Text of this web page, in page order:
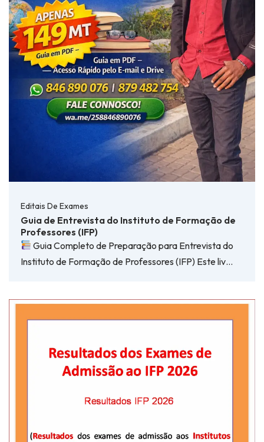
Editais De Exames
Guia de Entrevista do Instituto de Formação de
Professores (IFP)
Guia Completo de Preparação para Entrevista do
Instituto de Formação de Professores (IFP) Este liv…